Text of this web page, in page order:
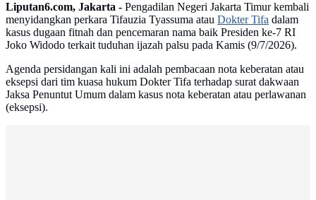
Liputan6.com, Jakarta - Pengadilan Negeri Jakarta Timur kembali
menyidangkan perkara Tifauzia Tyassuma atau Dokter Tifa dalam
kasus dugaan fitnah dan pencemaran nama baik Presiden ke-7 RI
Joko Widodo terkait tuduhan ijazah palsu pada Kamis (9/7/2026).
Agenda persidangan kali ini adalah pembacaan nota keberatan atau
eksepsi dari tim kuasa hukum Dokter Tifa terhadap surat dakwaan
Jaksa Penuntut Umum dalam kasus nota keberatan atau perlawanan
(eksepsi).